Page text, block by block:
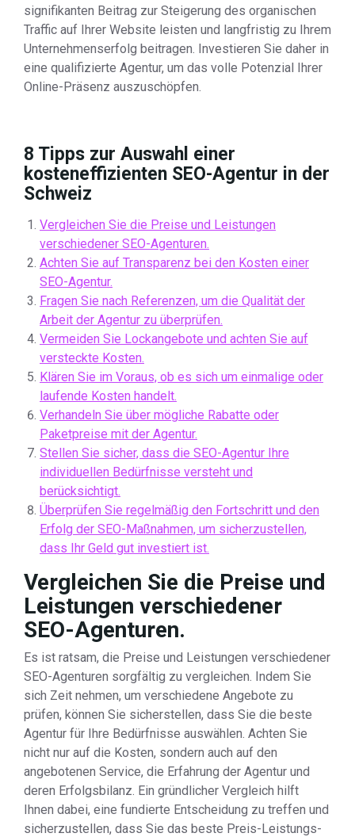
signifikanten Beitrag zur Steigerung des organischen
Traffic auf Ihrer Website leisten und langfristig zu Ihrem
Unternehmenserfolg beitragen. Investieren Sie daher in
eine qualifizierte Agentur, um das volle Potenzial Ihrer
Online-Präsenz auszuschöpfen.
8 Tipps zur Auswahl einer
kosteneffizienten SEO-Agentur in der
Schweiz
Vergleichen Sie die Preise und Leistungen
verschiedener SEO-Agenturen.
Achten Sie auf Transparenz bei den Kosten einer
SEO-Agentur.
Fragen Sie nach Referenzen, um die Qualität der
Arbeit der Agentur zu überprüfen.
Vermeiden Sie Lockangebote und achten Sie auf
versteckte Kosten.
Klären Sie im Voraus, ob es sich um einmalige oder
laufende Kosten handelt.
Verhandeln Sie über mögliche Rabatte oder
Paketpreise mit der Agentur.
Stellen Sie sicher, dass die SEO-Agentur Ihre
individuellen Bedürfnisse versteht und
berücksichtigt.
Überprüfen Sie regelmäßig den Fortschritt und den
Erfolg der SEO-Maßnahmen, um sicherzustellen,
dass Ihr Geld gut investiert ist.
Vergleichen Sie die Preise und
Leistungen verschiedener
SEO-Agenturen.
Es ist ratsam, die Preise und Leistungen verschiedener
SEO-Agenturen sorgfältig zu vergleichen. Indem Sie
sich Zeit nehmen, um verschiedene Angebote zu
prüfen, können Sie sicherstellen, dass Sie die beste
Agentur für Ihre Bedürfnisse auswählen. Achten Sie
nicht nur auf die Kosten, sondern auch auf den
angebotenen Service, die Erfahrung der Agentur und
deren Erfolgsbilanz. Ein gründlicher Vergleich hilft
Ihnen dabei, eine fundierte Entscheidung zu treffen und
sicherzustellen, dass Sie das beste Preis-Leistungs-